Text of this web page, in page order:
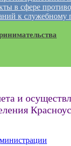
в сфере
к служебному
и